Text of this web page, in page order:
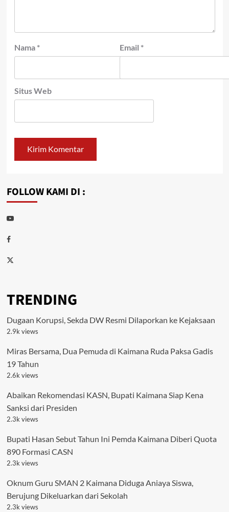
Nama * Email *
Situs Web
FOLLOW KAMI DI :
Youtube
Facebook
Twitter
TRENDING
Dugaan Korupsi, Sekda DW Resmi Dilaporkan ke Kejaksaan
2.9k views
Miras Bersama, Dua Pemuda di Kaimana Ruda Paksa Gadis
19 Tahun
2.6k views
Abaikan Rekomendasi KASN, Bupati Kaimana Siap Kena
Sanksi dari Presiden
2.3k views
Bupati Hasan Sebut Tahun Ini Pemda Kaimana Diberi Quota
890 Formasi CASN
2.3k views
Oknum Guru SMAN 2 Kaimana Diduga Aniaya Siswa,
Berujung Dikeluarkan dari Sekolah
2.3k views